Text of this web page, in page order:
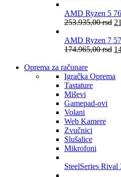
AMD Ryzen 5
253.935,00rsd
AMD Ryzen 7
174.965,00rsd
Oprema za računare
Igračka Oprema
Tastature
Miševi
Gamepad-ovi
Volani
Web Kamere
Zvučnici
Slušalice
Mikrofoni
SteelSeries Rival